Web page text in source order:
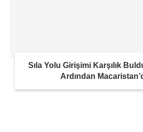
Sıla Yolu Girişimi Karşılık
Ardından